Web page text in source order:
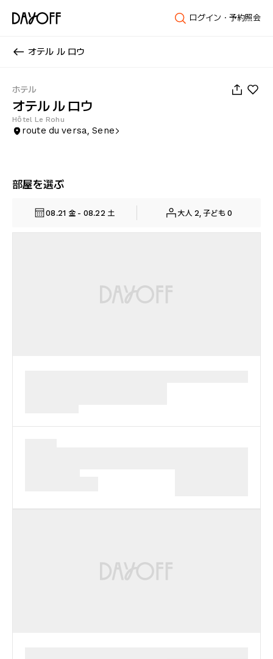
ログイン・予約照会
オテル ル ロウ
ホテル
オテル ル ロウ
Hôtel Le Rohu
route du versa, Sene
部屋を選ぶ
08.21 金 - 08.22 土 大人 2, 子ども 0